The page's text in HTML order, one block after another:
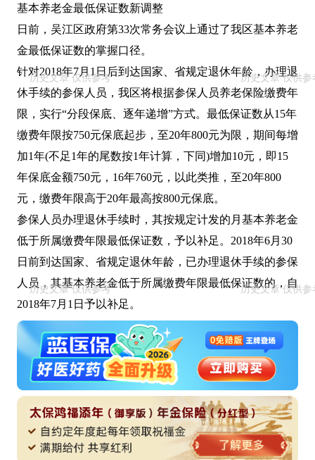
基本养老金最低保证数新调整
日前，吴江区政府第33次常务会议上通过了我区基本养老
金最低保证数的掌握口径。
针对2018年7月1日后到达国家、省规定退休年龄，办理退
休手续的参保人员，我区将根据参保人员养老保险缴费年
限，实行“分段保底、逐年递增”方式。最低保证数从15年
缴费年限按750元保底起步，至20年800元为限，期间每增
加1年(不足1年的尾数按1年计算，下同)增加10元，即15
年保底金额750元，16年760元，以此类推，至20年800
元，缴费年限高于20年最高按800元保底。
参保人员办理退休手续时，其按规定计发的月基本养老金
低于所属缴费年限最低保证数，予以补足。2018年6月30
日前到达国家、省规定退休年龄，已办理退休手续的参保
人员，其基本养老金低于所属缴费年限最低保证数的，自
2018年7月1日予以补足。